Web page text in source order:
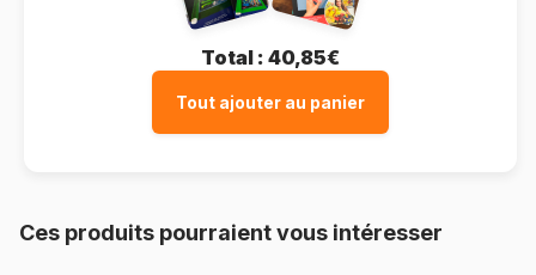
Total : 40,85€
Tout ajouter au panier
Ces produits pourraient vous intéresser